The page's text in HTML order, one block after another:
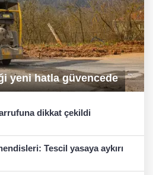
yeni hatla güvencede
dikkat çekildi
Tescil yasaya aykırı